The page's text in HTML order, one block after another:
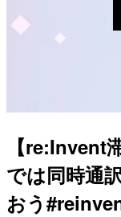
【re:Invent
では同時通
おう